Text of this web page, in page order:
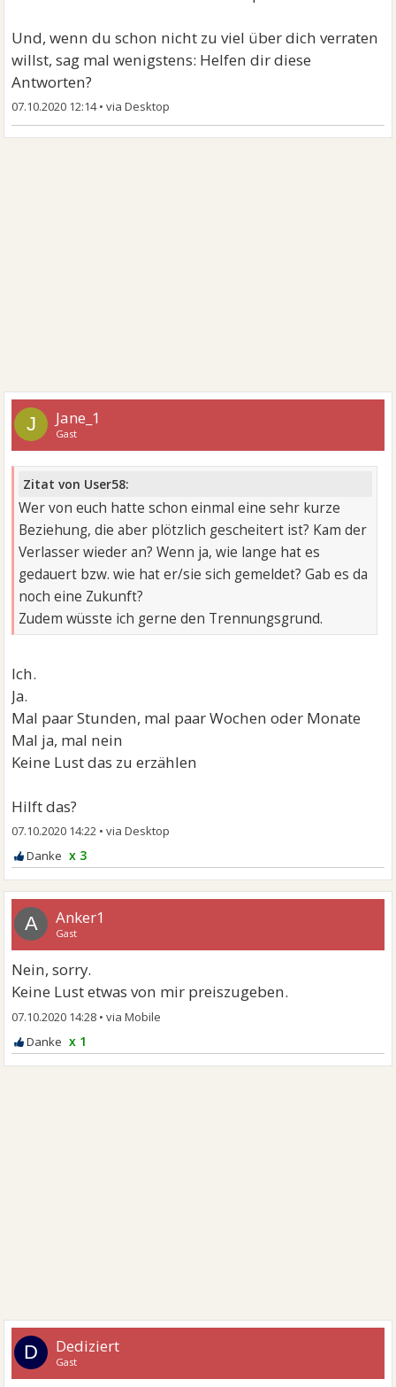
Und, wenn du schon nicht zu viel über dich verraten
willst, sag mal wenigstens: Helfen dir diese
Antworten?
07.10.2020 12:14•
J Jane_1
Gast
Zitat von User58:
Wer von euch hatte schon einmal eine sehr kurze
Beziehung, die aber plötzlich gescheitert ist? Kam der
Verlasser wieder an? Wenn ja, wie lange hat es
gedauert bzw. wie hat er/sie sich gemeldet? Gab es da
noch eine Zukunft?
Zudem wüsste ich gerne den Trennungsgrund.
Ich.
Ja.
Mal paar Stunden, mal paar Wochen oder Monate
Mal ja, mal nein
Keine Lust das zu erzählen
Hilft das?
07.10.2020 14:22 •
x 3
A Anker1
Gast
Nein, sorry.
Keine Lust etwas von mir preiszugeben.
07.10.2020 14:28 •
x 1
D Dediziert
Gast